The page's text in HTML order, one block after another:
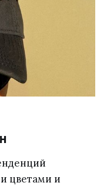
цветами и